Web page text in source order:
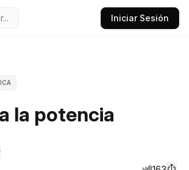
Iniciar Sesión
la potencia